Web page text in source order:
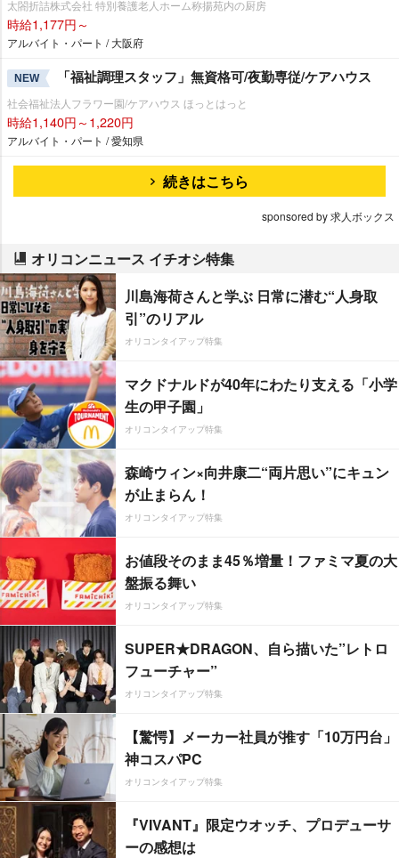
太閤折詰株式会社 特別養護老人ホーム称揚苑内の厨房
時給1,177円～
アルバイト・パート / 大阪府
NEW 「福祉調理スタッフ」無資格可/夜勤専従/ケアハウス
社会福祉法人フラワー園/ケアハウス ほっとはっと
時給1,140円～1,220円
アルバイト・パート / 愛知県
続きはこちら
sponsored by 求人ボックス
オリコンニュース イチオシ特集
川島海荷さんと学ぶ 日常に潜む“人身取
引”のリアル
オリコンタイアップ特集
マクドナルドが40年にわたり支える「小学
生の甲子園」
オリコンタイアップ特集
森崎ウィン×向井康二“両片思い”にキュン
が止まらん！
オリコンタイアップ特集
お値段そのまま45％増量！ファミマ夏の大
盤振る舞い
オリコンタイアップ特集
SUPER★DRAGON、自ら描いた”レトロ
フューチャー”
オリコンタイアップ特集
【驚愕】メーカー社員が推す「10万円台」
神コスパPC
オリコンタイアップ特集
『VIVANT』限定ウオッチ、プロデューサ
ーの感想は